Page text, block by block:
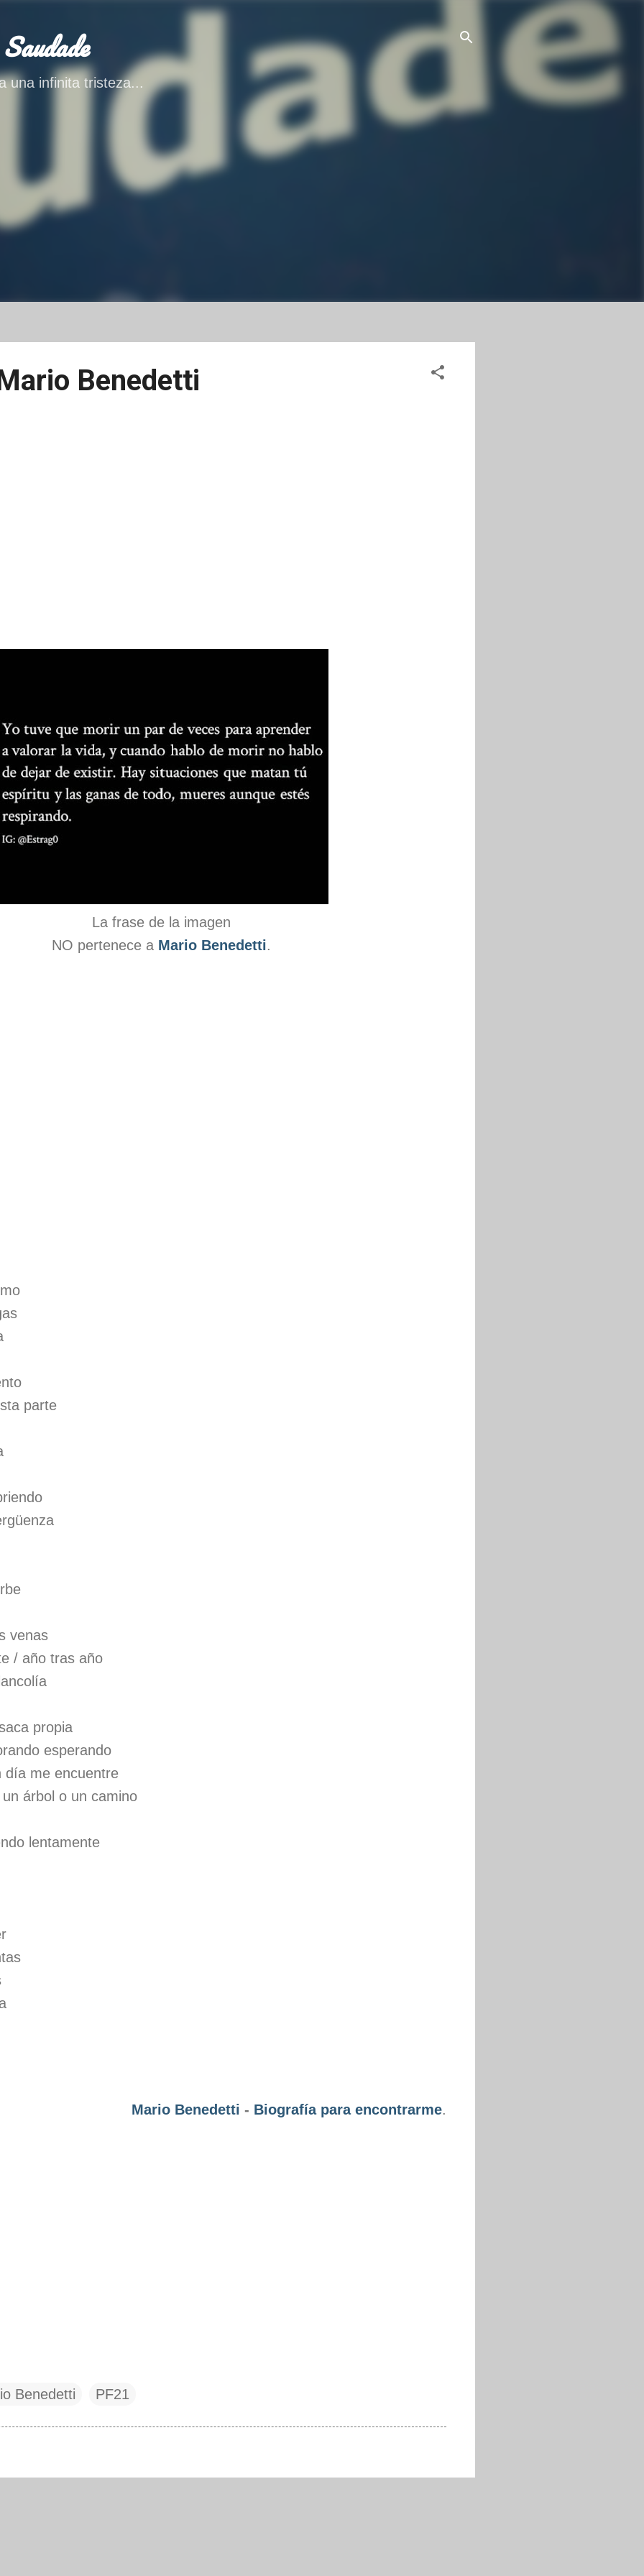
Ir al contenido principal
una infinita tristeza...
Benedetti
La frase de la imagen
NO pertenece a Mario Benedetti.
parte
venas
/ año tras año
propia
esperando
día me encuentre
árbol o un camino
lentamente
Mario Benedetti - Biografía para encontrarme.
Benedetti PF21